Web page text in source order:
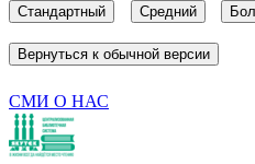
Стандартный Средний
Вернуться к обычной версии
СМИ О НАС